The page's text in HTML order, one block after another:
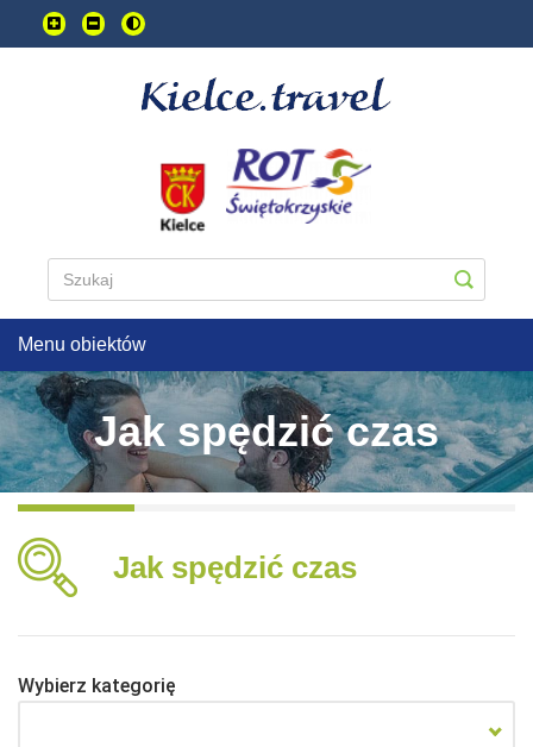
Przejdź
do
Menu obiektów
Jak spędzić czas
Jak spędzić czas
Wybierz kategorię